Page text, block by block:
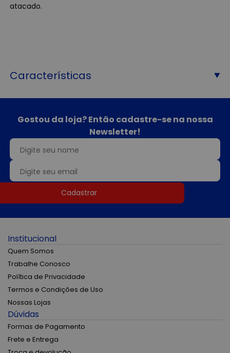
atacado.
Características
Gostou da loja? Então cadastre-se na nossa
Newsletter!
Cadastrar
Institucional
Quem Somos
Trabalhe Conosco
Política de Privacidade
Termos e Condições de Uso
Nossas Lojas
Dúvidas
Formas de Pagamento
Frete e Entrega